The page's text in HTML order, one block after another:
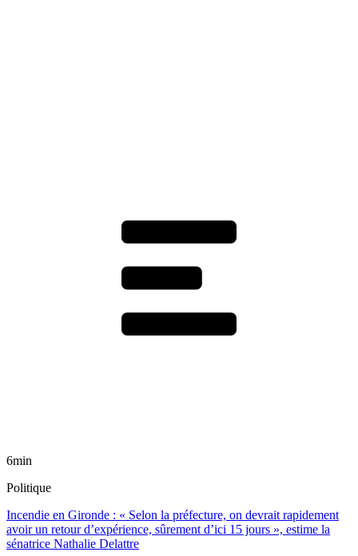
6min
Politique
Incendie en Gironde : « Selon la préfecture, on devrait rapidement
avoir un retour d’expérience, sûrement d’ici 15 jours », estime la
sénatrice Nathalie Delattre